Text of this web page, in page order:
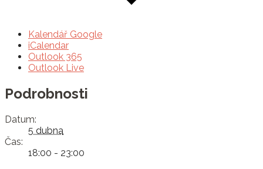
Kalendář Google
iCalendar
Outlook 365
Outlook Live
Podrobnosti
Datum:
5 dubna
Čas:
18:00 - 23:00